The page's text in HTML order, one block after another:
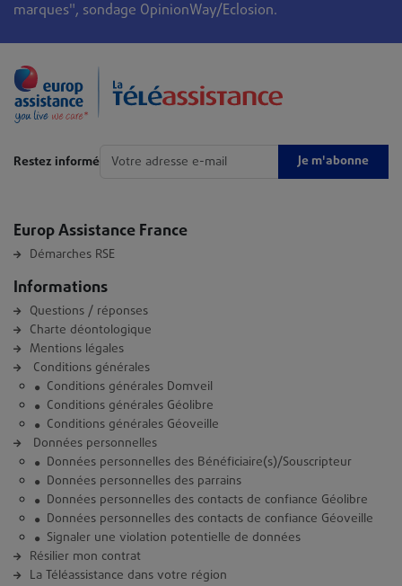
marques", sondage OpinionWay/Eclosion.
Restez informé Je m'abonne
Europ Assistance France
Démarches RSE
Informations
Questions / réponses
Charte déontologique
Mentions légales
Conditions générales
Conditions générales Domveil
Conditions générales Géolibre
Conditions générales Géoveille
Données personnelles
Données personnelles des Bénéficiaire(s)/Souscripteur
Données personnelles des parrains
Données personnelles des contacts de confiance Géolibre
Données personnelles des contacts de confiance Géoveille
Signaler une violation potentielle de données
Résilier mon contrat
La Téléassistance dans votre région